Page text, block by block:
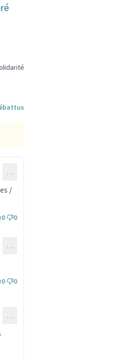
la catégorie : Convivialité et solidarité
…
/
0 0
…
0 0
…